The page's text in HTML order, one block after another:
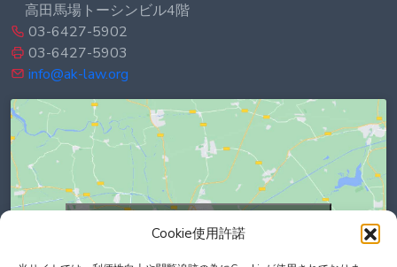
Cookie使用許諾
高田馬場トーシンビル4階
03-6427-5902
03-6427-5903
info@ak-law.org
Click to accept marketing cookies and
enable this content